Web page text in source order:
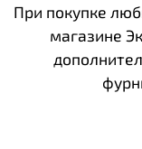
При покупке
магазине